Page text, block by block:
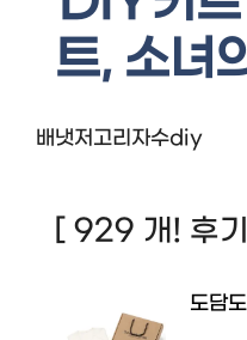
트, 소녀
배냇저고리자수diy
[ 929 개! 후
도담